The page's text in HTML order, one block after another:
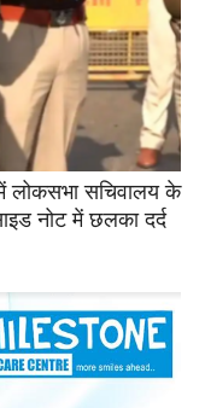
लोकसभा सचिवालय के
नोट में छलका दर्द